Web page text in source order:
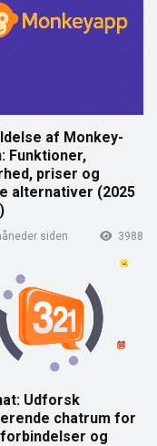
af Monkey-
Funktioner,
priser og
alternativer (2025
siden 3988
Udforsk
chatrum for
og